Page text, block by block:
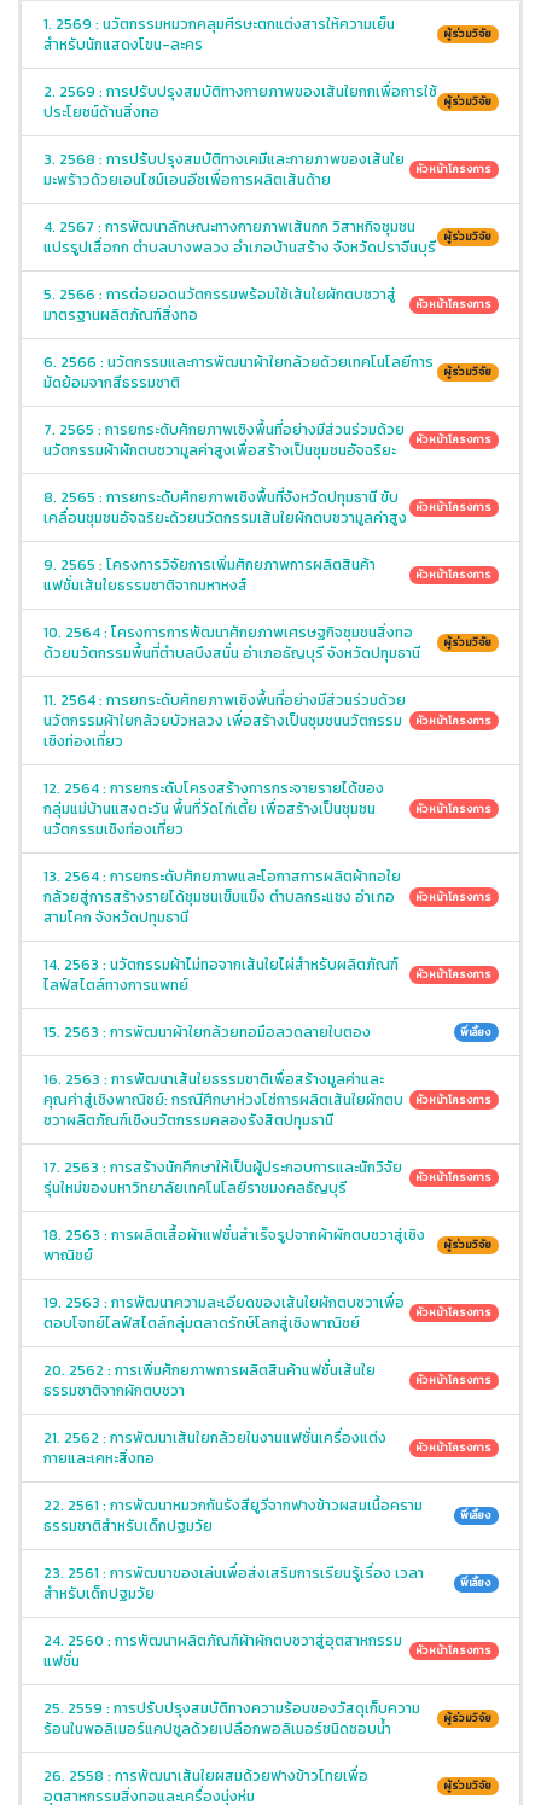
1. 2569 : นวัตกรรมหมวกคลุมศีรษะตกแต่งสารให้ความเย็น
สำหรับนักแสดงโขน-ละคร
ผู้ร่วมวิจัย
2. 2569 : การปรับปรุงสมบัติทางกายภาพของเส้นใยกกเพื่อการใช้
ประโยชน์ด้านสิ่งทอ
ผู้ร่วมวิจัย
3. 2568 : การปรับปรุงสมบัติทางเคมีและกายภาพของเส้นใย
มะพร้าวด้วยเอนไซม์เอนอีซเพื่อการผลิตเส้นด้าย
หัวหน้าโครงการ
4. 2567 : การพัฒนาลักษณะทางกายภาพเส้นกก วิสาหกิจชุมชน
แปรรูปเสื่อกก ตำบลบางพลวง อำเภอบ้านสร้าง จังหวัดปราจีนบุรี ผู้ร่วมวิจัย
5. 2566 : การต่อยอดนวัตกรรมพร้อมใช้เส้นใยผักตบชวาสู่
มาตรฐานผลิตภัณฑ์สิ่งทอ
หัวหน้าโครงการ
6. 2566 : นวัตกรรมและการพัฒนาผ้าใยกล้วยด้วยเทคโนโลยีการ
มัดย้อมจากสีธรรมชาติ
ผู้ร่วมวิจัย
7. 2565 : การยกระดับศักยภาพเชิงพื้นที่อย่างมีส่วนร่วมด้วย
นวัตกรรมผ้าผักตบชวามูลค่าสูงเพื่อสร้างเป็นชุมชนอัจฉริยะ
หัวหน้าโครงการ
8. 2565 : การยกระดับศักยภาพเชิงพื้นที่จังหวัดปทุมธานี ขับ
เคลื่อนชุมชนอัจฉริยะด้วยนวัตกรรมเส้นใยผักตบชวามูลค่าสูง
หัวหน้าโครงการ
9. 2565 : โครงการวิจัยการเพิ่มศักยภาพการผลิตสินค้า
แฟชั่นเส้นใยธรรมชาติจากมหาหงส์
หัวหน้าโครงการ
10. 2564 : โครงการการพัฒนาศักยภาพเศรษฐกิจชุมชนสิ่งทอ
ด้วยนวัตกรรมพื้นที่ตำบลบึงสนั่น อำเภอธัญบุรี จังหวัดปทุมธานี
ผู้ร่วมวิจัย
11. 2564 : การยกระดับศักยภาพเชิงพื้นที่อย่างมีส่วนร่วมด้วย
นวัตกรรมผ้าใยกล้วยบัวหลวง เพื่อสร้างเป็นชุมชนนวัตกรรม
เชิงท่องเที่ยว
หัวหน้าโครงการ
12. 2564 : การยกระดับโครงสร้างการกระจายรายได้ของ
กลุ่มแม่บ้านแสงตะวัน พื้นที่วัดไก่เตี้ย เพื่อสร้างเป็นชุมชน
นวัตกรรมเชิงท่องเที่ยว
หัวหน้าโครงการ
13. 2564 : การยกระดับศักยภาพและโอกาสการผลิตผ้าทอใย
กล้วยสู่การสร้างรายได้ชุมชนเข็มแข็ง ตำบลกระแชง อำเภอ
สามโคก จังหวัดปทุมธานี
หัวหน้าโครงการ
14. 2563 : นวัตกรรมผ้าไม่ทอจากเส้นใยไผ่สำหรับผลิตภัณฑ์
ไลฟ์สไตล์ทางการแพทย์
หัวหน้าโครงการ
15. 2563 : การพัฒนาผ้าใยกล้วยทอมือลวดลายใบตอง พี่เลี้ยง
16. 2563 : การพัฒนาเส้นใยธรรมชาติเพื่อสร้างมูลค่าและ
คุณค่าสู่เชิงพาณิชย์: กรณีศึกษาห่วงโซ่การผลิตเส้นใยผักตบ
ชวาผลิตภัณฑ์เชิงนวัตกรรมคลองรังสิตปทุมธานี
หัวหน้าโครงการ
17. 2563 : การสร้างนักศึกษาให้เป็นผู้ประกอบการและนักวิจัย
รุ่นใหม่ของมหาวิทยาลัยเทคโนโลยีราชมงคลธัญบุรี
หัวหน้าโครงการ
18. 2563 : การผลิตเสื้อผ้าแฟชั่นสำเร็จรูปจากผ้าผักตบชวาสู่เชิง
พาณิชย์
ผู้ร่วมวิจัย
19. 2563 : การพัฒนาความละเอียดของเส้นใยผักตบชวาเพื่อ
ตอบโจทย์ไลฟ์สไตล์กลุ่มตลาดรักษ์โลกสู่เชิงพาณิชย์
หัวหน้าโครงการ
20. 2562 : การเพิ่มศักยภาพการผลิตสินค้าแฟชั่นเส้นใย
ธรรมชาติจากผักตบชวา
หัวหน้าโครงการ
21. 2562 : การพัฒนาเส้นใยกล้วยในงานแฟชั่นเครื่องแต่ง
กายและเคหะสิ่งทอ
หัวหน้าโครงการ
22. 2561 : การพัฒนาหมวกกันรังสียูวีจากฟางข้าวผสมเนื้อคราม
ธรรมชาติสำหรับเด็กปฐมวัย
พี่เลี้ยง
23. 2561 : การพัฒนาของเล่นเพื่อส่งเสริมการเรียนรู้เรื่อง เวลา
สำหรับเด็กปฐมวัย
พี่เลี้ยง
24. 2560 : การพัฒนาผลิตภัณฑ์ผ้าผักตบชวาสู่อุตสาหกรรม
แฟชั่น
หัวหน้าโครงการ
25. 2559 : การปรับปรุงสมบัติทางความร้อนของวัสดุเก็บความ
ร้อนในพอลิเมอร์แคปซูลด้วยเปลือกพอลิเมอร์ชนิดชอบน้ำ
ผู้ร่วมวิจัย
26. 2558 : การพัฒนาเส้นใยผสมด้วยฟางข้าวไทยเพื่อ
อุตสาหกรรมสิ่งทอและเครื่องนุ่งห่ม
ผู้ร่วมวิจัย